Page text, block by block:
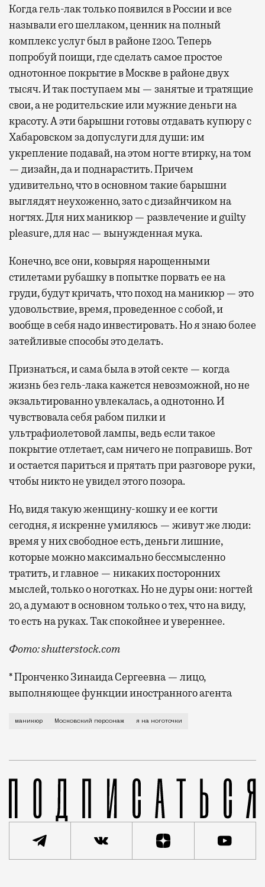
Когда гель-лак только появился в России и все
называли его шеллаком, ценник на полный
комплекс услуг был в районе 1200. Теперь
попробуй поищи, где сделать самое простое
однотонное покрытие в Москве в районе двух
тысяч. И так поступаем мы — занятые и тратящие
свои, а не родительские или мужние деньги на
красоту. А эти барышни готовы отдавать купюру с
Хабаровском за допуслуги для души: им
укрепление подавай, на этом ногте втирку, на том
— дизайн, да и поднарастить. Причем
удивительно, что в основном такие барышни
выглядят неухоженно, зато с дизайнчиком на
ногтях. Для них маникюр — развлечение и guilty
pleasure, для нас — вынужденная мука.
Конечно, все они, ковыряя нарощенными
стилетами рубашку в попытке порвать ее на
груди, будут кричать, что поход на маникюр — это
удовольствие, время, проведенное с собой, и
вообще в себя надо инвестировать. Но я знаю более
затейливые способы это делать.
Признаться, и сама была в этой секте — когда
жизнь без гель-лака кажется невозможной, но не
экзальтированно увлекалась, а однотонно. И
чувствовала себя рабом пилки и
ультрафиолетовой лампы, ведь если такое
покрытие отлетает, сам ничего не поправишь. Вот
и остается париться и прятать при разговоре руки,
чтобы никто не увидел этого позора.
Но, видя такую женщину-кошку и ее когти
сегодня, я искренне умиляюсь — живут же люди:
время у них свободное есть, деньги лишние,
которые можно максимально бессмысленно
тратить, и главное — никаких посторонних
мыслей, только о ноготках. Но не дуры они: ногтей
20, а думают в основном только о тех, что на виду,
то есть на руках. Так спокойнее и увереннее.
Фото: shutterstock.com
* Пронченко Зинаида Сергеевна — лицо,
выполняющее функции иностранного агента
маникюр Московский персонаж я на ноготочки